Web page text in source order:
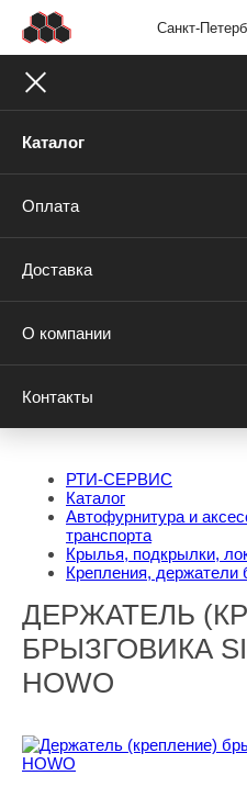
Санкт-
Каталог
Оплата
Доставка
О компании
Контакты
РТИ-СЕРВИС
Каталог
Автофурнитура и
транспорта
Крылья, подкрылки,
Крепления, держатели
ДЕРЖАТЕЛЬ
БРЫЗГОВИКА
HOWO